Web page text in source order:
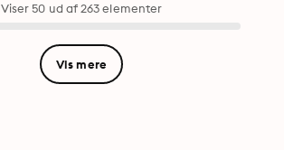
Viser 50 ud af 263 elementer
Vis mere